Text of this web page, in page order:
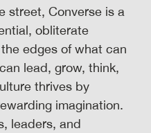
street, Converse is a
obliterate
edges of what can
lead, grow, think,
thrives by
imagination.
leaders, and